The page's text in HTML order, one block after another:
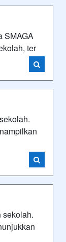
SMAGA
ter
sekolah.